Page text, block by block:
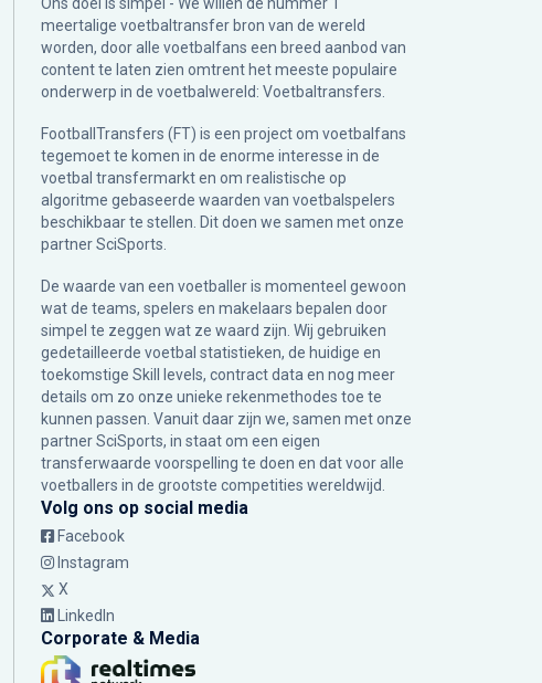
meertalige voetbaltransfer bron van de wereld
worden, door alle voetbalfans een breed aanbod van
content te laten zien omtrent het meeste populaire
onderwerp in de voetbalwereld: Voetbaltransfers.
FootballTransfers (FT) is een project om voetbalfans
tegemoet te komen in de enorme interesse in de
voetbal transfermarkt en om realistische op
algoritme gebaseerde waarden van voetbalspelers
beschikbaar te stellen. Dit doen we samen met onze
partnerSciSports
De waarde van een voetballer is momenteel gewoon
wat de teams, spelers en makelaars bepalen door
simpel te zeggen wat ze waard zijn. Wij gebruiken
gedetailleerde voetbal statistieken, de huidige en
toekomstige Skill levels, contract data en nog meer
details om zo onze unieke rekenmethodes toe te
kunnen passen. Vanuit daar zijn we, samen met onze
partner SciSports, in staat om een eigen
transferwaarde voorspelling te doen en dat voor alle
voetballers in de grootste competities wereldwijd.
Volg ons op social media
Facebook
Instagram
X
LinkedIn
Corporate & Media